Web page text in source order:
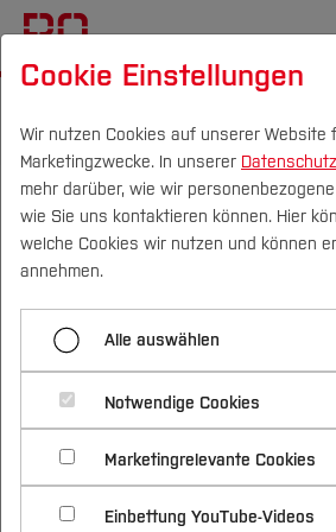
Campus Personen DE|
Studium
Studienangebote
Bachelorstudiengänge
Masterstudiengänge
Vor dem Studium
Bewerben & Einschreiben
Bewerbungsportal
Im Studium
Studienbüros und Prüfungen
Nach dem Studium
Forschung &
Profil
Forschungs- und
Schwerpunkte (FuT)
Beratung & Förderung
Nachhaltigkeit
Nachhaltigkeit studieren
International
Bewerben & Einschreiben
Losverfahren an
Hochschule
Cookie Einstellungen
Wir nutzen Cookies auf unserer Website
Marketingzwecke. In unserer
mehr darüber, wie wir
wie Sie uns kontaktieren können. Hier
welche Cookies wir nutzen und können
annehmen.
Alle auswählen
Notwendige Cookies
Marketingrelevante Cookies
Einbettung YouTube-Videos